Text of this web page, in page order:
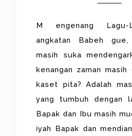
M engenang Lagu-
angkatan Babeh
masih suka
kenangan zaman
kaset pita? Adalah
yang tumbuh dengan
Bapak dan Ibu masih
iyah Bapak dan